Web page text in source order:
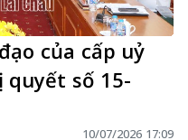
của cấp uỷ
số 15-
10/07/2026 17:09